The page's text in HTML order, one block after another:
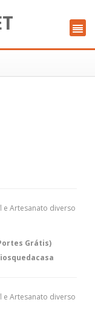
e Artesanato diverso
Grátis)
e Artesanato diverso